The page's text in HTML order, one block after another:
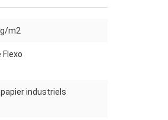
m2
Flexo
industriels